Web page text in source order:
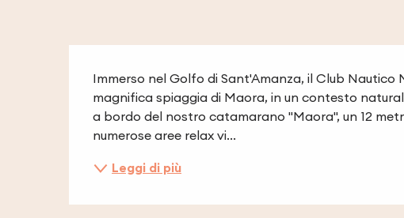
Descrizione
Immerso nel Golfo di Sant'Amanza, il Club Nautico
magnifica spiaggia di Maora, in un contesto
a bordo del nostro catamarano "Maora", un 12
numerose aree relax vi...
Leggi di più